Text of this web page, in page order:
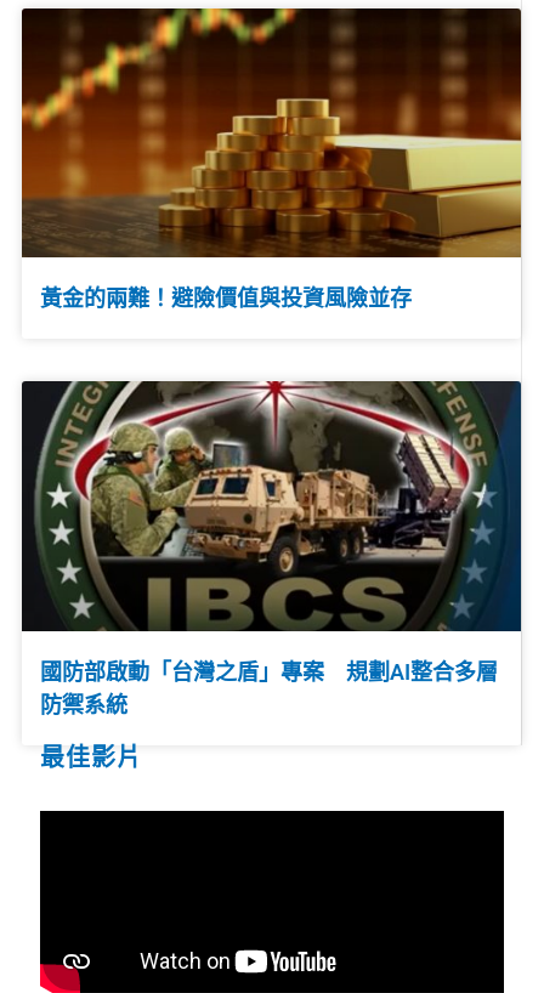
黃金的兩難！避險價值與投資風險並存
國防部啟動「台灣之盾」專案 規劃AI整合多層
防禦系統
最佳影片